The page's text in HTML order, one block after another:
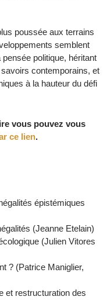
poussée aux terrains
semblent
politique, héritant
contemporains, et
à la hauteur du défi
vous pouvez vous
ce lien.
épistémiques
(Jeanne Etelain)
(Julien Vitores
? (Patrice Maniglier,
et restructuration des